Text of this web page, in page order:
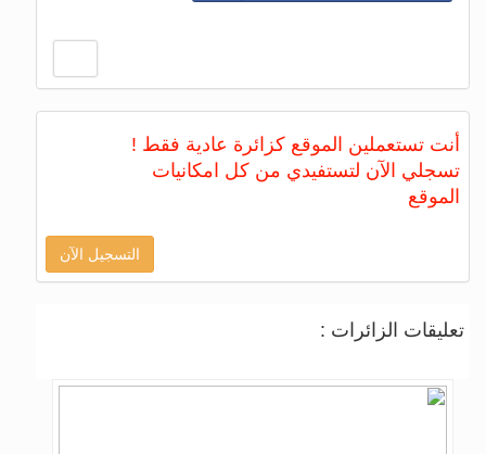
أنت تستعملين الموقع كزائرة عادية فقط !
تسجلي الآن لتستفيدي من كل امكانيات
الموقع
التسجيل الآن
تعليقات الزائرات :